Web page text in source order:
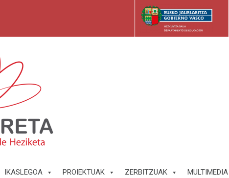
IKASLEGOA PROIEKTUAK ZERBITZUAK MULTIMEDIA